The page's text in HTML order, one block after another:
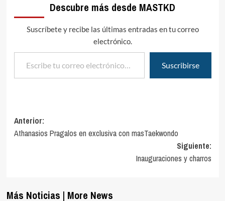
Descubre más desde MASTKD
Suscríbete y recibe las últimas entradas en tu correo
electrónico.
Escribe tu correo electrónico…
Suscribirse
Navegación
de
Anterior:
Athanasios Pragalos en exclusiva con masTaekwondo
Siguiente:
Inauguraciones y charros
Más Noticias | More News